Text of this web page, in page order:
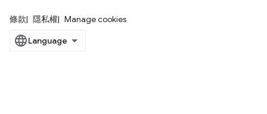
條款 隱私權 Manage cookies